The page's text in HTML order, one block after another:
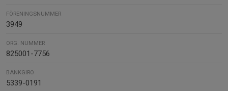
FÖRENINGSNUMMER
3949
ORG. NUMMER
825001-7756
BANKGIRO
5339-0191